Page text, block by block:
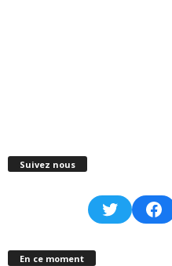
Suivez nous
Twitter
En ce moment